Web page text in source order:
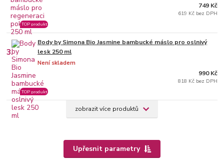
TOP produkt
749 Kč
619 Kč bez DPH
3.
Body by Simona Bio Jasmine bambucké máslo pro oslnivý
lesk 250 ml
Není skladem
TOP produkt
990 Kč
818 Kč bez DPH
zobrazit více produktů
Upřesnit parametry